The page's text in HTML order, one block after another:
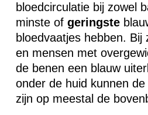
bloedcirculatie bij zowel
minste of geringste
bloedvaatjes hebben.
en mensen met
de benen een blauw
onder de huid kunnen
zijn op meestal de